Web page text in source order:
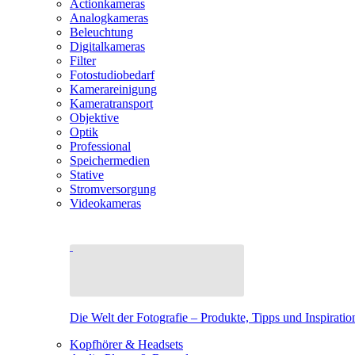
Actionkameras
Analogkameras
Beleuchtung
Digitalkameras
Filter
Fotostudiobedarf
Kamerareinigung
Kameratransport
Objektive
Optik
Professional
Speichermedien
Stative
Stromversorgung
Videokameras
Die Welt der Fotografie – Produkte, Tipps und
Kopfhörer & Headsets